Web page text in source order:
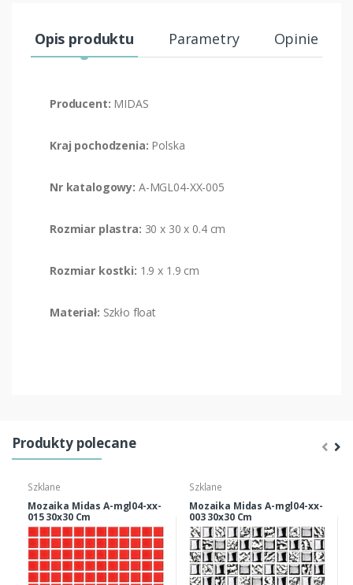
Opis produktu Parametry Opinie (0)
Producent: MIDAS
Kraj pochodzenia: Polska
Nr katalogowy: A-MGL04-XX-005
Rozmiar plastra: 30 x 30 x 0.4 cm
Rozmiar kostki: 1.9 x 1.9 cm
Materiał: Szkło float
Produkty polecane
Szklane
Mozaika Midas A-mgl04-xx-
015 30x30 Cm
Szklane
Mozaika Midas A-mgl04-xx-
003 30x30 Cm